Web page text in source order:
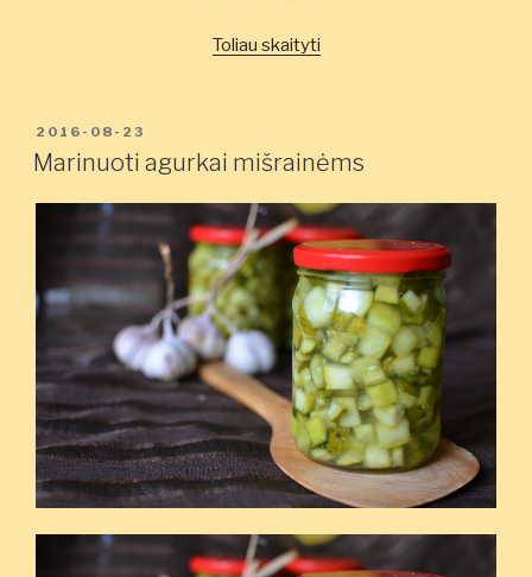
Toliau skaityti„Šaltai
PASKELBTA
2016-08-23
Marinuoti agurkai mišrainėms